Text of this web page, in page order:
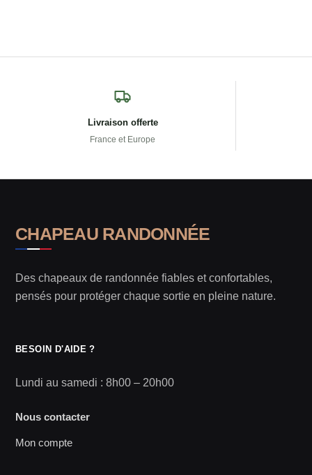
Livraison offerte
France et Europe
CHAPEAU RANDONNÉE
Des chapeaux de randonnée fiables et confortables,
pensés pour protéger chaque sortie en pleine nature.
BESOIN D'AIDE ?
Lundi au samedi : 8h00 – 20h00
Nous contacter
Mon compte